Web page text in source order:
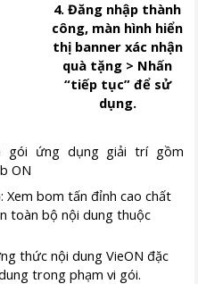
4. Đăng nhập thành
công, màn hình hiển
thị banner xác nhận
quà tặng > Nhấn
“tiếp tục” để sử
dụng.
gói ứng dụng giải trí gồm
ON
: Xem bom tấn đỉnh cao chất
toàn bộ nội dung thuộc
thức nội dung VieON đặc
trong phạm vi gói.